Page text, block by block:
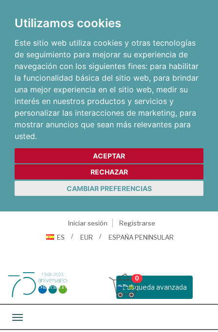
Utilizamos cookies
Este sitio web utiliza cookies y otras tecnologías
de seguimiento para mejorar su experiencia de
navegación con los siguientes fines: para habilitar
la funcionalidad básica del sitio web, para brindar
una mejor experiencia en el sitio web, medir su
interés en nuestros productos y servicios y
personalizar las interacciones de marketing, para
mostrar anuncios que sean más relevantes para
usted.
ACEPTAR
RECHAZAR
CAMBIAR PREFERENCIAS
Iniciar sesión
Registrarse
ES
EUR ESPAÑA PENINSULAR
Busqueda avanzada
0
Toggle navigation